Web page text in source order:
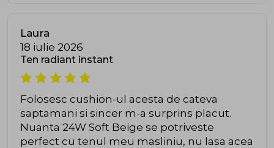
Laura
18 iulie 2026
Ten radiant instant
Folosesc cushion-ul acesta de cateva
saptamani si sincer m-a surprins placut.
Nuanta 24W Soft Beige se potriveste
perfect cu tenul meu masliniu, nu lasa acea